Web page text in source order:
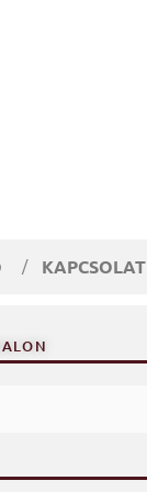
KAPCSOLAT